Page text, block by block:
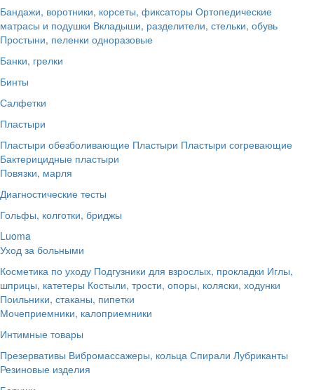
Бандажи, воротники, корсеты, фиксаторы Ортопедические
матрасы и подушки Вкладыши, разделители, стельки, обувь
Простыни, пеленки одноразовые
Банки, грелки
Бинты
Салфетки
Пластыри
Пластыри обезболивающие Пластыри Пластыри согревающие
Бактерицидные пластыри
Повязки, марля
Диагностические тесты
Гольфы, колготки, бриджы
Luoma
Уход за больными
Косметика по уходу Подгузники для взрослых, прокладки Иглы,
шприцы, катетеры Костыли, трости, опоры, коляски, ходунки
Поильники, стаканы, пипетки
Мочеприемники, калоприемники
Интимные товары
Презервативы Вибромассажеры, кольца Спирали Лубриканты
Резиновые изделия